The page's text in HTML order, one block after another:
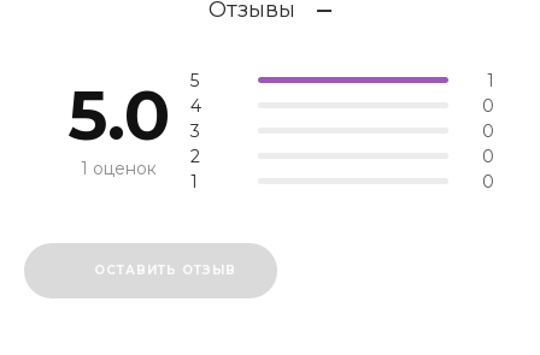
Отзывы
5.0
1 оценок
5
1
4
0
3
0
2
0
1
0
ОСТАВИТЬ ОТЗЫВ